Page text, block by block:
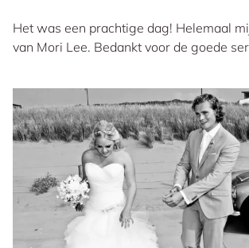
Het was een prachtige dag! Helemaal
van Mori Lee. Bedankt voor de goede